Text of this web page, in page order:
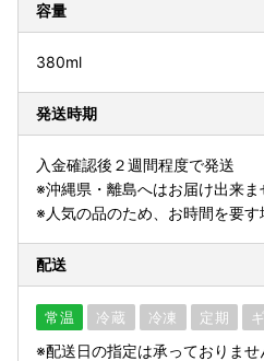
容量
380ml
発送時期
入金確認後２週間程度で発送
※沖縄県・離島へはお届け出来ま
※人気の品のため、お時間を要す
配送
常温 冷蔵 冷凍 定期
※配送日の指定は承っておりま